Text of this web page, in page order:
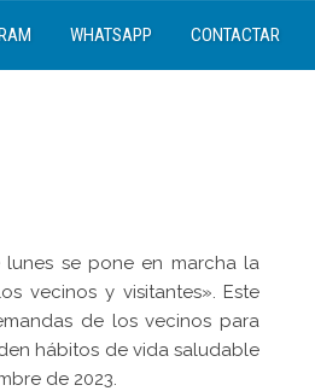
WHATSAPP CONTACTAR
se pone en marcha la
vecinos y visitantes». Este
de los vecinos para
hábitos de vida saludable
de 2023.